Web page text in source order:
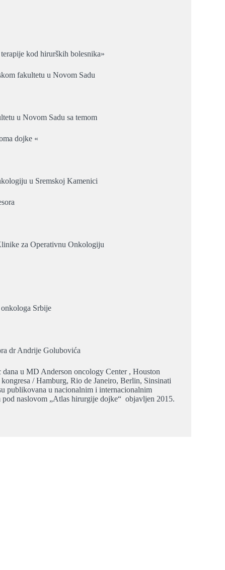
kod hirurških bolesnika»
fakultetu u Novom Sadu
u Novom Sadu sa temom
dojke «
u Sremskoj Kamenici
za Operativnu Onkologiju
Srbije
dr Andrije Golubovića
u MD Anderson oncology Center , Houston
/ Hamburg, Rio de Janeiro, Berlin, Sinsinati
publikovana u nacionalnim i internacionalnim
naslovom „Atlas hirurgije dojke“ objavljen 2015.